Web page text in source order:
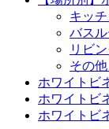
キッ
バス
リビ
その
ホワイトビ
ホワイトビ
ホワイトビ